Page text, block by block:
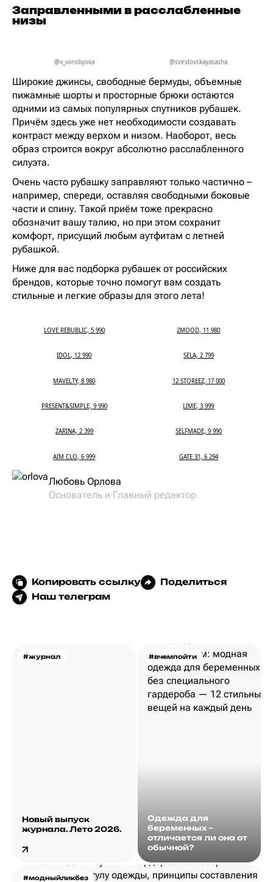
Заправленными в расслабленные
низы
@v_vorobyova @sviridovskayasasha
Широкие джинсы, свободные бермуды, объемные
пижамные шорты и просторные брюки остаются
одними из самых популярных спутников рубашек.
Причём здесь уже нет необходимости создавать
контраст между верхом и низом. Наоборот, весь
образ строится вокруг абсолютно расслабленного
силуэта.
Очень часто рубашку заправляют только частично –
например, спереди, оставляя свободными боковые
части и спину. Такой приём тоже прекрасно
обозначит вашу талию, но при этом сохранит
комфорт, присущий любым аутфитам с летней
рубашкой.
Ниже для вас подборка рубашек от российских
брендов, которые точно помогут вам создать
стильные и легкие образы для этого лета!
LOVE REBUBLIC, 5 990 2MOOD, 11 980
IDOL, 12 990 SELA, 2 799
MAVELTY, 8 980 12 STOREEZ, 17 000
PRESENT&SIMPLE, 9 990 LIME, 3 999
ZARINA, 2 399 SELFMADE, 9 990
AIM CLO, 6 999 GATE 31, 6 294
Любовь Орлова
Основатель и Главный редактор
Копировать ссылку
Поделиться
Наш телеграм
#журнал
Новый выпуск
журнала. Лето 2026.
#вчемпойти
Одежда для
беременных –
отличается ли она от
обычной?
#модныйликбез